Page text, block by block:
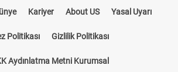
Kariyer About US Yasal Uyarı
Politikası Gizlilik Politikası
Aydınlatma Metni Kurumsal